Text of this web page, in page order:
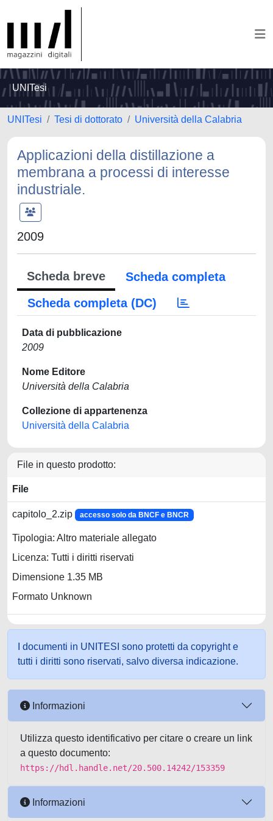
UNITesi
UNITesi Tesi di dottorato Università della Calabria
Applicazioni della distillazione a
membrana a processi di interesse
industriale.
2009
Scheda breve
Scheda completa
Scheda completa (DC)
Data di pubblicazione
2009
Nome Editore
Università della Calabria
Collezione di appartenenza
Università della Calabria
File in questo prodotto:
File
capitolo_2.zip accesso solo da BNCF e BNCR
Tipologia: Altro materiale allegato
Licenza: Tutti i diritti riservati
Dimensione 1.35 MB
Formato Unknown
I documenti in UNITESI sono protetti da copyright e
tutti i diritti sono riservati, salvo diversa indicazione.
Informazioni
Utilizza questo identificativo per citare o creare un link
a questo documento:
https://hdl.handle.net/20.500.14242/153359
Informazioni